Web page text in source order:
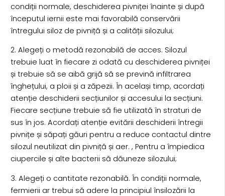
condiții normale, deschiderea pivniței înainte și după
începutul iernii este mai favorabilă conservării
întregului siloz de pivniță și a calității silozului;
2. Alegeți o metodă rezonabilă de acces. Silozul
trebuie luat în fiecare zi odată cu deschiderea pivniței
și trebuie să se aibă grijă să se prevină infiltrarea
înghețului, a ploii și a zăpezii. În același timp, acordați
atenție deschiderii secțiunilor și accesului la secțiuni.
Fiecare secțiune trebuie să fie utilizată în straturi de
sus în jos. Acordați atenție evitării deschiderii întregii
pivnițe și săpați găuri pentru a reduce contactul dintre
silozul neutilizat din pivniță și aer. , Pentru a împiedica
ciupercile și alte bacterii să dăuneze silozului;
3. Alegeți o cantitate rezonabilă. În condiții normale,
fermierii ar trebui să adere la principiul însilozării la